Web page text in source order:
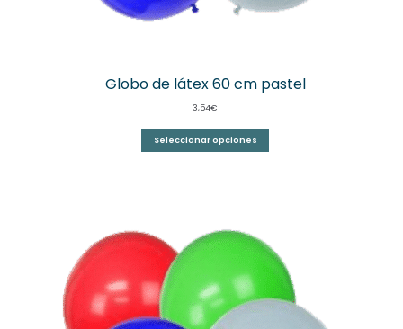
Globo de látex 60 cm pastel
3,54€
Seleccionar opciones